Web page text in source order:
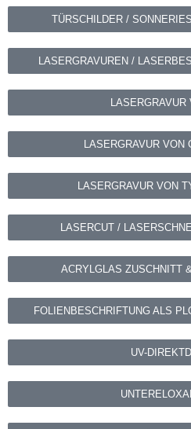
TÜRSCHILDER /
LASERGRAVUREN /
LASERGRAVUR
LASERGRAVUR VON
LASERGRAVUR VON
LASERCUT /
ACRYLGLAS ZUSCHNITT
FOLIENBESCHRIFTUNG ALS
UV-